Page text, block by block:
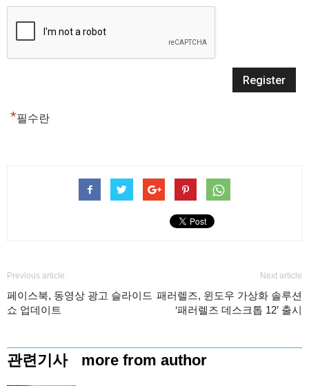
*필수란
Previous article
페이스북, 동영상 광고 슬라이드
쇼 업데이트
Next article
패러렐즈, 윈도우 가상화 솔루션
‘패러렐즈 데스크톱 12’ 출시
관련기사 more from author